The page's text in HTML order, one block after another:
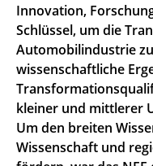
Innovation,
Schlüssel, um die
Automobilindustrie
wissenschaftliche
kleiner und mittlerer
Um den breiten
Wissenschaft und